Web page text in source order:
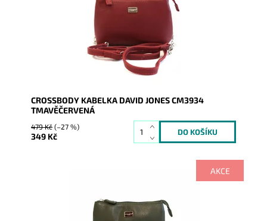
Skladem
1659
David Jones Paris
2 roky
CROSSBODY KABELKA DAVID JONES CM3934
TMAVĚČERVENÁ
479 Kč(–27 %)
349 Kč
AKCE
barevné škále, do níž se vejde vše základní ke